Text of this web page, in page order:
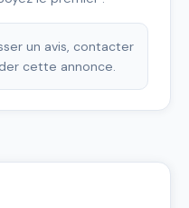
un avis, contacter
cette annonce.